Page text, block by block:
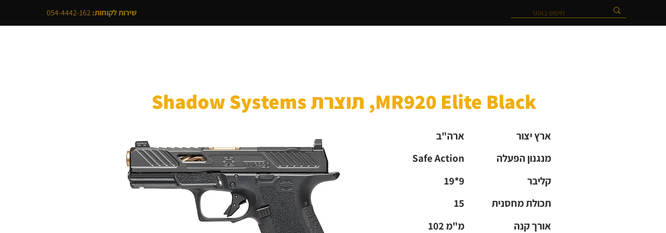
שירות לקוחות:
MR920 Elite Black, תוצרת Shadow Systems
ארה"ב
Safe Action
19*9
15
102 מ"מ
ארץ יצור
מנגנון הפעלה
קליבר
תכולת מחסנית
אורך קנה